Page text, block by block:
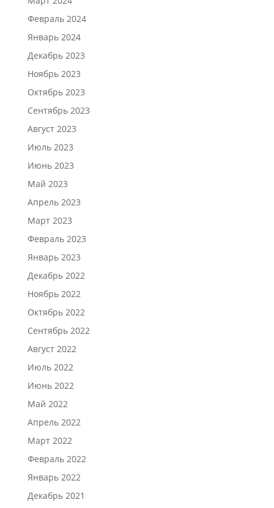
Февраль 2024
Январь 2024
Декабрь 2023
Ноябрь 2023
Октябрь 2023
Сентябрь 2023
Август 2023
Июль 2023
Июнь 2023
Май 2023
Апрель 2023
Март 2023
Февраль 2023
Январь 2023
Декабрь 2022
Ноябрь 2022
Октябрь 2022
Сентябрь 2022
Август 2022
Июль 2022
Июнь 2022
Май 2022
Апрель 2022
Март 2022
Февраль 2022
Январь 2022
Декабрь 2021